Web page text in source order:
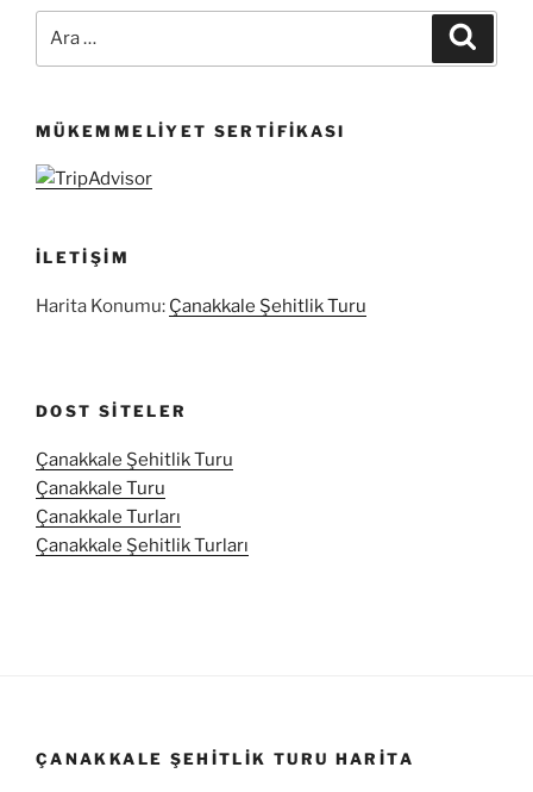
MÜKEMMELIYET SERTIFIKASI
İLETIŞIM
Harita Konumu: Çanakkale Şehitlik Turu
DOST SITELER
Çanakkale Şehitlik Turu
Çanakkale Turu
Çanakkale Turları
Çanakkale Şehitlik Turları
ÇANAKKALE ŞEHITLIK TURU HARITA